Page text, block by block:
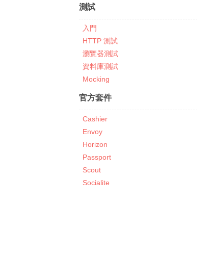
測試
入門
HTTP 測試
瀏覽器測試
資料庫測試
Mocking
官方套件
Cashier
Envoy
Horizon
Passport
Scout
Socialite